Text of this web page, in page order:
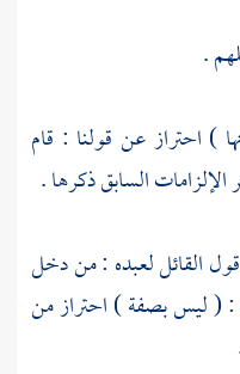
.
) احتراز عن قولنا : قام
السابق ذكرها .
القائل لعبده : من دخل
: ( ليس بصفة ) احتراز من